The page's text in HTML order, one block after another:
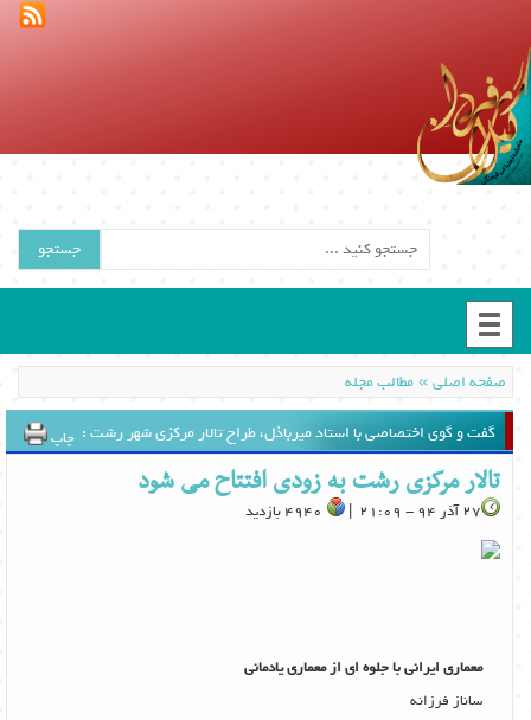
جستجو
صفحه اصلی»مطالب مجله
گفت و گوی اختصاصی با استاد میرباذل، طراح تالار مرکزی شهر رشت : چاپ
تالار مرکزی رشت به زودی افتتاح می شود
27 آذر 94 - 21:09 |
معماری ایرانی با جلوه ای از معماری یادمانی
ساناز فرزانه